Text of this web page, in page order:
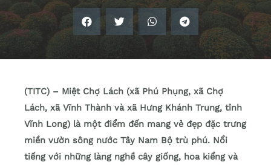
(TITC) – Miệt Chợ Lách (xã Phú Phụng, xã Chợ
Lách, xã Vĩnh Thành và xã Hưng Khánh Trung, tỉnh
Vĩnh Long) là một điểm đến mang vẻ đẹp đặc trưng
miền vườn sông nước Tây Nam Bộ trù phú. Nổi
tiếng với những làng nghề cây giống, hoa kiểng và